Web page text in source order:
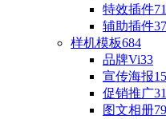
特效插件71
辅助插件37
样机模板684
品牌Vi33
宣传海报
促销推广31
图文相册79